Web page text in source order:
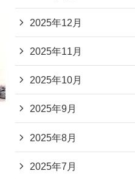
2025年12月
2025年11月
2025年10月
2025年9月
2025年8月
2025年7月